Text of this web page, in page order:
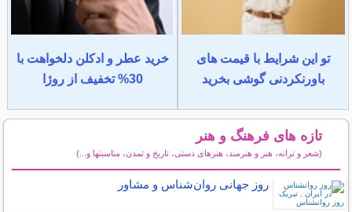
تو این شرایط با قیمت های
باورنکردنی گوشی بخرید
خرید عطر و ادکلن دلخواهت با
30% تخفیف از روژا
تازه های فرهنگ و هنر
(شعر و ترانه، هنر و هنرمند، هنرهای دستی، تاریخ و تمدن، مناسبتها و...)
روز جهانی روان‌شناس و مشاور